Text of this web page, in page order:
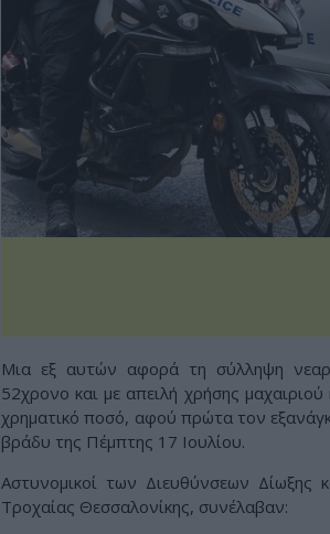
Μια εξ αυτών αφορά τη σύλληψη
52χρονο και με απειλή χρήσης
χρηματικό ποσό, αφού πρώτα τον
βράδυ της Πέμπτης 17 Ιουλίου.
Αστυνομικοί των Διευθύνσεων Δίωξης
Τροχαίας Θεσσαλονίκης, συνέλαβαν: